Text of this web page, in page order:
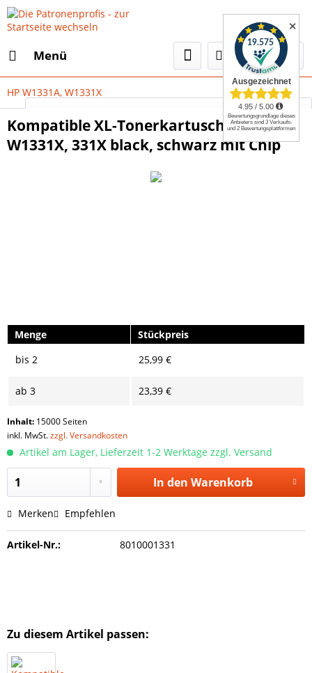
Menü
Select Language▼
HP W1331A, W1331X
Kompatible XL-Tonerkartusche HP
W1331X, 331X black, schwarz mit Chip
Menge
Stückpreis
bis 2 25,99 €
ab 3 23,39 €
Inhalt: 15000 Seiten
inkl. MwSt.zzgl. Versandkosten
Artikel am Lager, Lieferzeit 1-2 Werktage zzgl. Versand
In den Warenkorb
Merken Empfehlen
Artikel-Nr.: 8010001331
Zu diesem Artikel passen:
✕